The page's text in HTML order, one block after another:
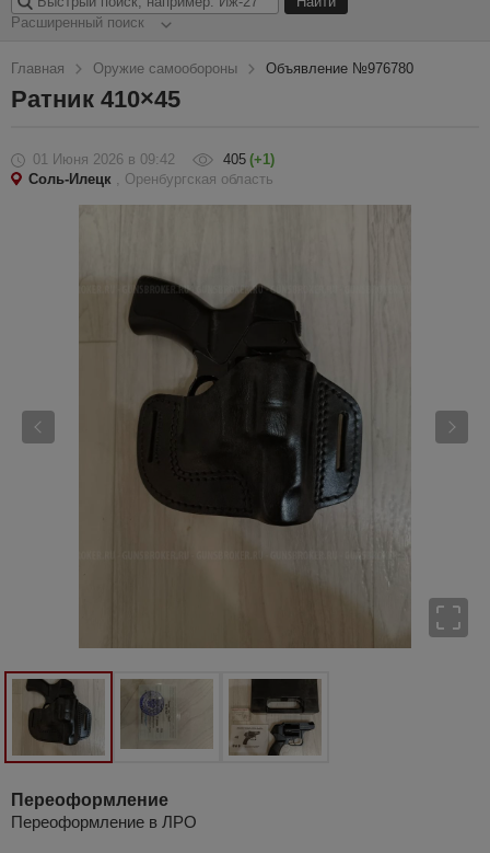
Расширенный поиск
Главная Оружие самообороны Объявление №976780
Ратник 410×45
01 Июня 2026 в 09:42 405 (+1)
Соль-Илецк , Оренбургская область
Переоформление
Переоформление в ЛРО